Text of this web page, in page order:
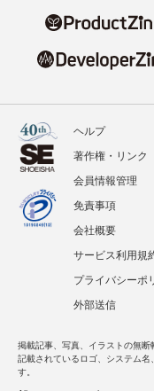
ヘルプ
著作権・リンク
会員情報管理
免責事項
会社概要
サービス利用規
プライバシーポ
外部送信
掲載記事、写真、イラストの無断
記載されているロゴ、システム
す。